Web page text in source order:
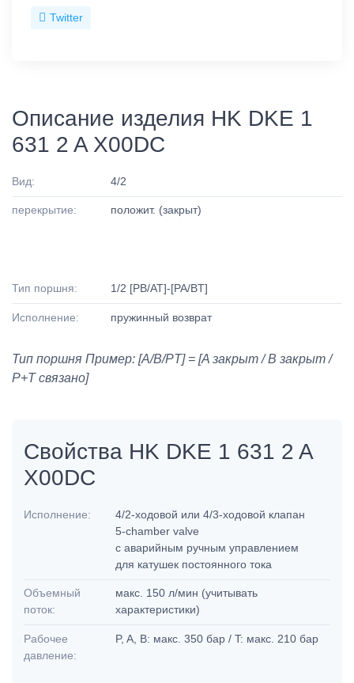
Twitter
Описание изделия HK DKE 1
631 2 A X00DC
Вид: 4/2
перекрытие: положит. (закрыт)
Тип поршня: 1/2 [PB/AT]-[PA/BT]
Исполнение: пружинный возврат
Тип поршня Пример: [A/B/PT] = [A закрыт / B закрыт /
P+T связано]
Свойства HK DKE 1 631 2 A
X00DC
Исполнение:
4/2-ходовой или 4/3-ходовой клапан
5-chamber valve
с аварийным ручным управлением
для катушек постоянного тока
Объемный
поток:
макс. 150 л/мин (учитывать
характеристики)
Рабочее
давление:
P, A, B: макс. 350 бар / T: макс. 210 бар